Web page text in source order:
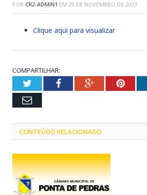
POR CR2-ADMIN1 EM 29 DE NOVEMBRO DE 2023
Clique aqui para visualizar
COMPARTILHAR:
TwitterFacebookGoogle+
Email
CONTEÚDO RELACIONADO